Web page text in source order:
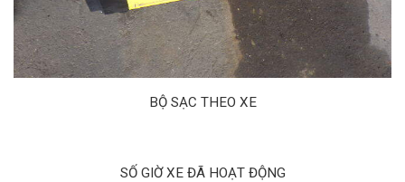
BỘ SẠC THEO XE
SỐ GIỜ XE ĐÃ HOẠT ĐỘNG